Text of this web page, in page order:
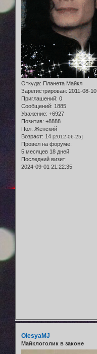
Откуда: Планета Майкл
Зарегистрирован: 2011-08-10
Приглашений: 0
Сообщений: 1885
Уважение: +6927
Позитив: +8888
Пол: Женский
Возраст: 14 [2012-06-25]
Провел на форуме:
5 месяцев 18 дней
Последний визит:
2024-09-01 21:22:35
OlesyaMJ
Майклоголик в законе